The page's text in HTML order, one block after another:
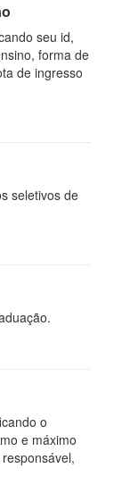
seu id,
forma de
de ingresso
seletivos de
o
e máximo